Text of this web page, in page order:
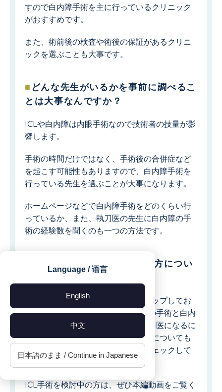
Language / 语言
English
中文
日本語のまま / Continue in Japanese
すので白内障手術を主に行っているクリニック
がおすすめです。
また、術前後の検査や術後の保証があるクリニ
ックを選ぶことも大事です。
どんな先生がいるかを事前に調べるこ
とは大事なんですか？
ICLや白内障は内眼手術なので技術者の技量が影
響します。
手術の時間だけではなく、手術後の合併症など
を起こす可能性もありますので、白内障手術を
行っている先生を選ぶことが大事になります。
ホームページなどで白内障手術をどのくらい行
っているか、また、執刀医の先生に白内障の手
術の経験数を聞くのも一つの方法です。
ICL手術のクリニックの選び方につい
今回は動画本編から内容をピックアップしてお
伝えしました。本編では、なぜICLの手術と白内
障の手術は似ているのか、ICLの執刀医になるに
はライセンスが必要なのかという点についても
丁寧に解説していますので、ぜひチェックして
ください。
ICL手術を検討中の方は、ぜひ本編動画をご覧く